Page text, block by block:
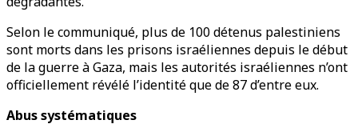
Selon le communiqué, plus de 100 détenus palestiniens
sont morts dans les prisons israéliennes depuis le début
de la guerre à Gaza, mais les autorités israéliennes n’ont
officiellement révélé l’identité que de 87 d’entre eux.
Abus systématiques